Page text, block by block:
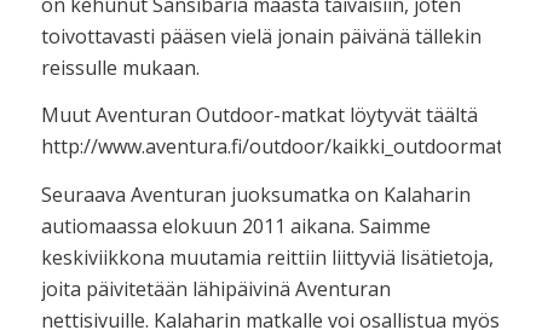
toivottavasti pääsen vielä jonain päivänä tällekin
reissulle mukaan.
Muut Aventuran Outdoor-matkat löytyvät täältä
http://www.aventura.fi/outdoor/
Seuraava Aventuran juoksumatka on Kalaharin
autiomaassa elokuun 2011 aikana. Saimme
keskiviikkona muutamia reittiin liittyviä lisätietoja,
joita päivitetään lähipäivinä Aventuran
nettisivuille. Kalaharin matkalle voi osallistua myös